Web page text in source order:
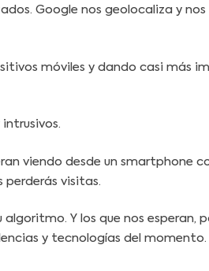
Google nos geolocaliza y
móviles y dando casi más
viendo desde un smartphone
perderás visitas.
Y los que nos esperan,
y tecnologías del momento.